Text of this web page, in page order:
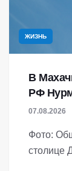
ЖИЗНЬ
В
РФ
07.08.2026
Фото:
столице